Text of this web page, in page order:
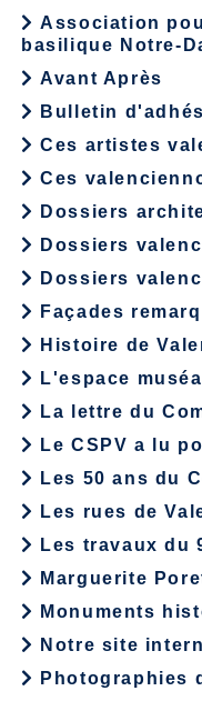
Association
basilique Notre-
Avant Après
Bulletin
Ces artistes
Ces
Dossiers
Dossiers
Dossiers
Façades
Histoire de
L'espace
La lettre du
Le CSPV a lu
Les 50 ans du
Les rues de
Les travaux du
Marguerite
Monuments
Notre site
Photographies